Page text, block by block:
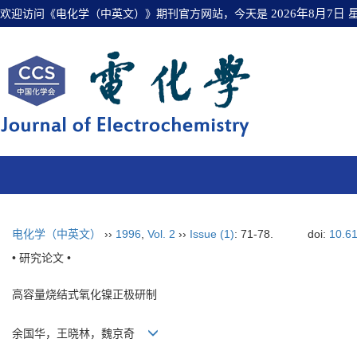
欢迎访问《电化学（中英文）》期刊官方网站，今天是 2026年8月7日
电化学（中英文） ›› 1996 Vol. 2 ›› Issue (1): 71-78. doi:
• 研究论文 •
高容量烧结式氧化镍正极研制
余国华，王晓林，魏京奇